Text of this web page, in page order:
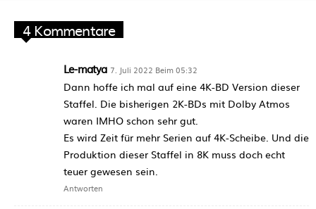
4 Kommentare
Le-matya 7. Juli 2022 Beim 05:32
Dann hoffe ich mal auf eine 4K-BD Version dieser
Staffel. Die bisherigen 2K-BDs mit Dolby Atmos
waren IMHO schon sehr gut.
Es wird Zeit für mehr Serien auf 4K-Scheibe. Und die
Produktion dieser Staffel in 8K muss doch echt
teuer gewesen sein.
Antworten